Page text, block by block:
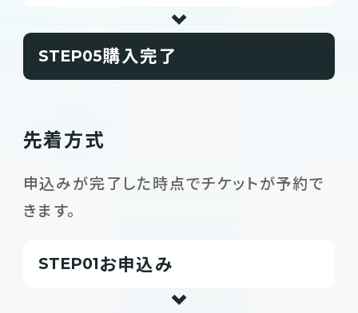
STEP 購入完了
先着方式
申込みが完了した時点でチケットが予約で
きます。
STEP お申込み